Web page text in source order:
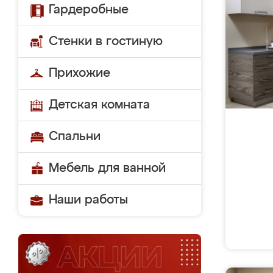
Гардеробные
Стенки в гостиную
Прихожие
Детская комната
Спальни
Мебель для ванной
Наши работы